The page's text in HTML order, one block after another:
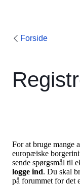
Forside
For at bruge mange
europæiske
sende spørgsmål til
logge ind. Du skal
på forummet for det